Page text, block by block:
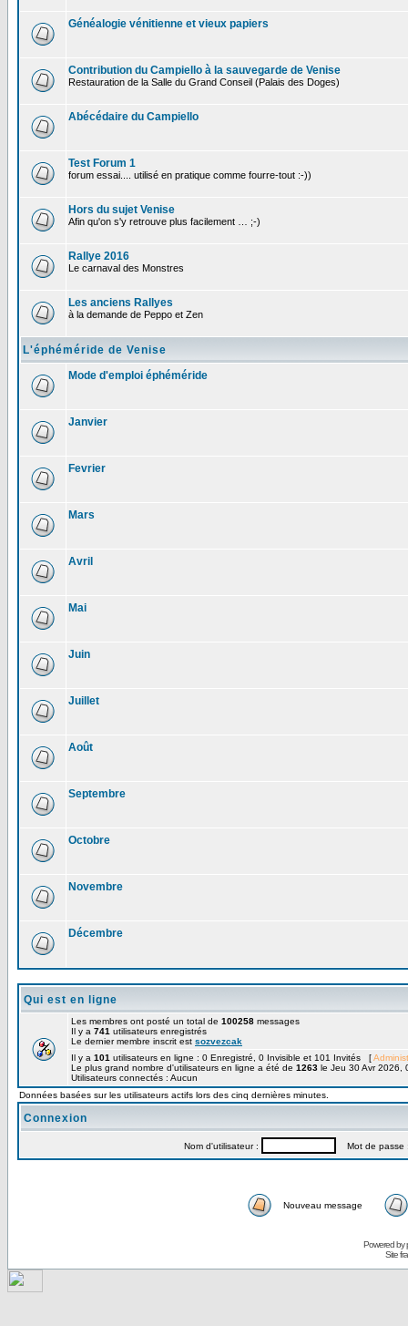
Généalogie vénitienne et vieux papiers
Contribution du Campiello à la sauvegarde de Venise
Restauration de la Salle du Grand Conseil (Palais des Doges)
Abécédaire du Campiello
Test Forum 1
forum essai.... utilisé en pratique comme fourre-tout :-))
Hors du sujet Venise
Afin qu'on s'y retrouve plus facilement … ;-)
Rallye 2016
Le carnaval des Monstres
Les anciens Rallyes
à la demande de Peppo et Zen
L'éphéméride de Venise
Mode d'emploi éphéméride
Janvier
Fevrier
Mars
Avril
Mai
Juin
Juillet
Août
Septembre
Octobre
Novembre
Décembre
Qui est en ligne
Les membres ont posté un total de 100258 messages
Il y a 741 utilisateurs enregistrés
Le dernier membre inscrit est sozvezcak
Il y a 101 utilisateurs en ligne : 0 Enregistré, 0 Invisible et 101 Invités [
Le plus grand nombre d'utilisateurs en ligne a été de 1263 le Jeu 30 Avr 2026,
Utilisateurs connectés : Aucun
Données basées sur les utilisateurs actifs lors des cinq dernières minutes.
Connexion
Nom d'utilisateur : Mot de passe
Nouveau message
Powered by
Site